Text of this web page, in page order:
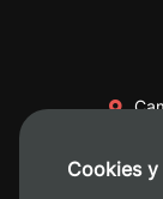
Cookies